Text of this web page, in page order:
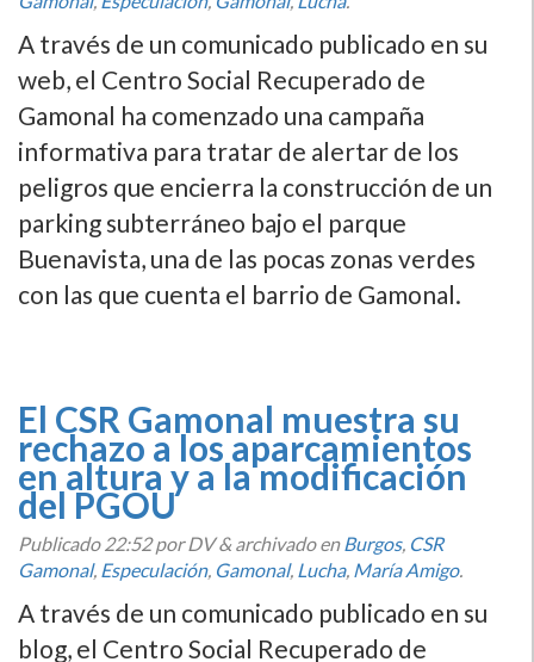
A través de un comunicado publicado en su
web, el Centro Social Recuperado de
Gamonal ha comenzado una campaña
informativa para tratar de alertar de los
peligros que encierra la construcción de un
parking subterráneo bajo el parque
Buenavista, una de las pocas zonas verdes
con las que cuenta el barrio de Gamonal.
El CSR Gamonal muestra su
rechazo a los aparcamientos
en altura y a la modificación
del PGOU
Publicado22:52por DV&archivado enBurgos, CSR
Gamonal, Especulación, Gamonal, Lucha, María Amigo.
A través de un comunicado publicado en su
blog, el Centro Social Recuperado de